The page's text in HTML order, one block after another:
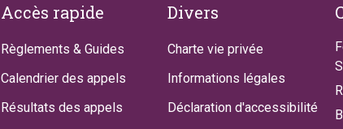
Footer
Accès rapide
Règlements & Guides
Calendrier des appels
Résultats des appels
Divers
Charte vie privée
Informations légales
Déclaration d'accessibilité